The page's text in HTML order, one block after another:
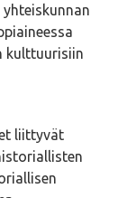
kulttuurisiin
liittyvät